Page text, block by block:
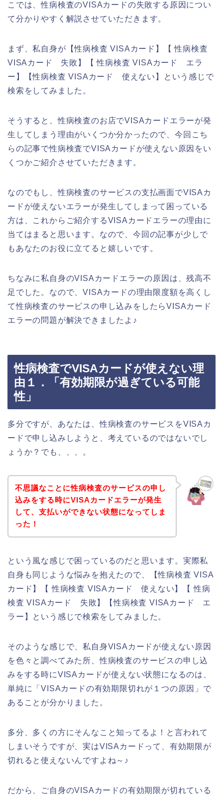
こでは、性病検査のVISAカードの失敗する原因につい
て分かりやすく解説させていただきます。
まず、私自身が【性病検査 VISAカード】【 性病検査
VISAカード 失敗】【 性病検査 VISAカード エラ
ー】【性病検査 VISAカード 使えない】という感じで
検索をしてみました。
そうすると、性病検査のお店でVISAカードエラーが発
生してしまう理由がいくつか分かったので、今回こち
らの記事で性病検査でVISAカードが使えない原因をい
くつかご紹介させていただきます。
なのでもし、性病検査のサービスの支払画面でVISAカ
ードが使えないエラーが発生してしまって困っている
方は、これからご紹介するVISAカードエラーの理由に
当てはまると思います。なので、今回の記事が少しで
もあなたのお役に立てると嬉しいです。
ちなみに私自身のVISAカードエラーの原因は、残高不
足でした。なので、VISAカードの理由限度額を高くし
て性病検査のサービスの申し込みをしたらVISAカード
エラーの問題が解決できましたよ♪
性病検査でVISAカードが使えない理
由１．「有効期限が過ぎている可能
性」
多分ですが、あなたは、性病検査のサービスをVISAカ
ードで申し込みしようと、考えているのではないでし
ょうか？でも、、、。
不思議なことに性病検査のサービスの申し
込みをする時にVISAカードエラーが発生
して、支払いができない状態になってしま
った！
という風な感じで困っているのだと思います。実際私
自身も同じような悩みを抱えたので、【性病検査 VISA
カード】【 性病検査 VISAカード 使えない】【 性病
検査 VISAカード 失敗】【性病検査 VISAカード エ
ラー】という感じで検索をしてみました。
そのような感じで、私自身VISAカードが使えない原因
を色々と調べてみた所、性病検査のサービスの申し込
みをする時にVISAカードが使えない状態になるのは、
単純に「VISAカードの有効期限切れが１つの原因」で
あることが分かりました。
多分、多くの方にそんなこと知ってるよ！と言われて
しまいそうですが、実はVISAカードって、有効期限が
切れると使えないんですよね～♪
だから、ご自身のVISAカードの有効期限が切れている